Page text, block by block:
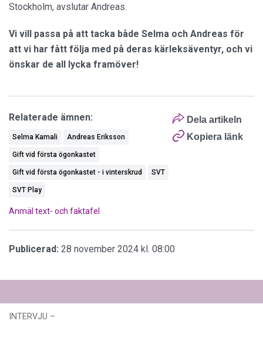
Stockholm, avslutar Andreas.
Vi vill passa på att tacka både Selma och Andreas för
att vi har fått följa med på deras kärleksäventyr, och vi
önskar de all lycka framöver!
Dela artikeln
Kopiera länk
Relaterade ämnen:
Selma Kamali Andreas Eriksson
Gift vid första ögonkastet
Gift vid första ögonkastet - i vinterskrud SVT
SVT Play
Anmäl text- och faktafel
Publicerad: 28 november 2024 kl. 08:00
INTERVJU –